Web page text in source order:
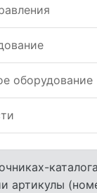
оборудование
артикулы